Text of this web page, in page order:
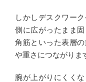
しかしデスクワー
側に広がったまま
角筋といった表層
や重さにつながりま
腕が上がりにくく